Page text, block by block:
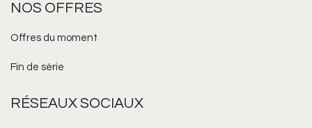
NOS OFFRES
Offres du moment
Fin de série
RÉSEAUXSOCIAUX